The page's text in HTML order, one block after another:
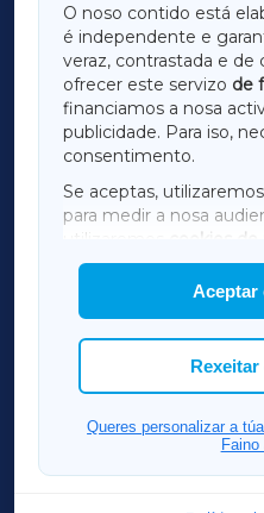
O noso contido está
é independente e
veraz, contrastada e de
ofrecer este servizo de
financiamos a nosa
publicidade. Para iso,
consentimento.
Se aceptas, utilizaremos
para medir a nosa
utilizaremos
cookies
mostrar publicidade de
Así mesmo, podes
cookies que desexas
Aceptar
Queres personalizar a
Faino